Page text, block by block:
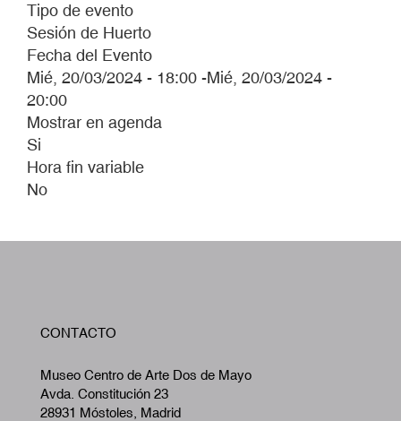
Tipo de evento
Sesión de Huerto
Fecha del Evento
Mié, 20/03/2024 - 18:00 -Mié, 20/03/2024 -
20:00
Mostrar en agenda
Si
Hora fin variable
No
CONTACTO
Museo Centro de Arte Dos de Mayo
Avda. Constitución 23
28931 Móstoles, Madrid